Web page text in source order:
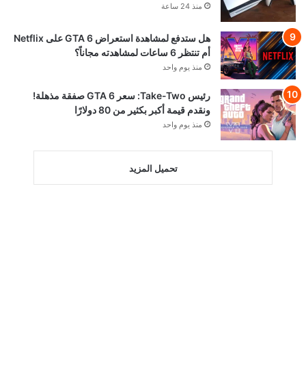
منذ 24 ساعة
هل ستدفع لمشاهدة استعراض GTA 6 على Netflix
أم تنتظر 6 ساعات لمشاهدته مجاناً؟
منذ يوم واحد
رئيس Take-Two: سعر GTA 6 صفقة مذهلة!
ونقدم قيمة أكبر بكثير من 80 دولارًا
منذ يوم واحد
تحميل المزيد